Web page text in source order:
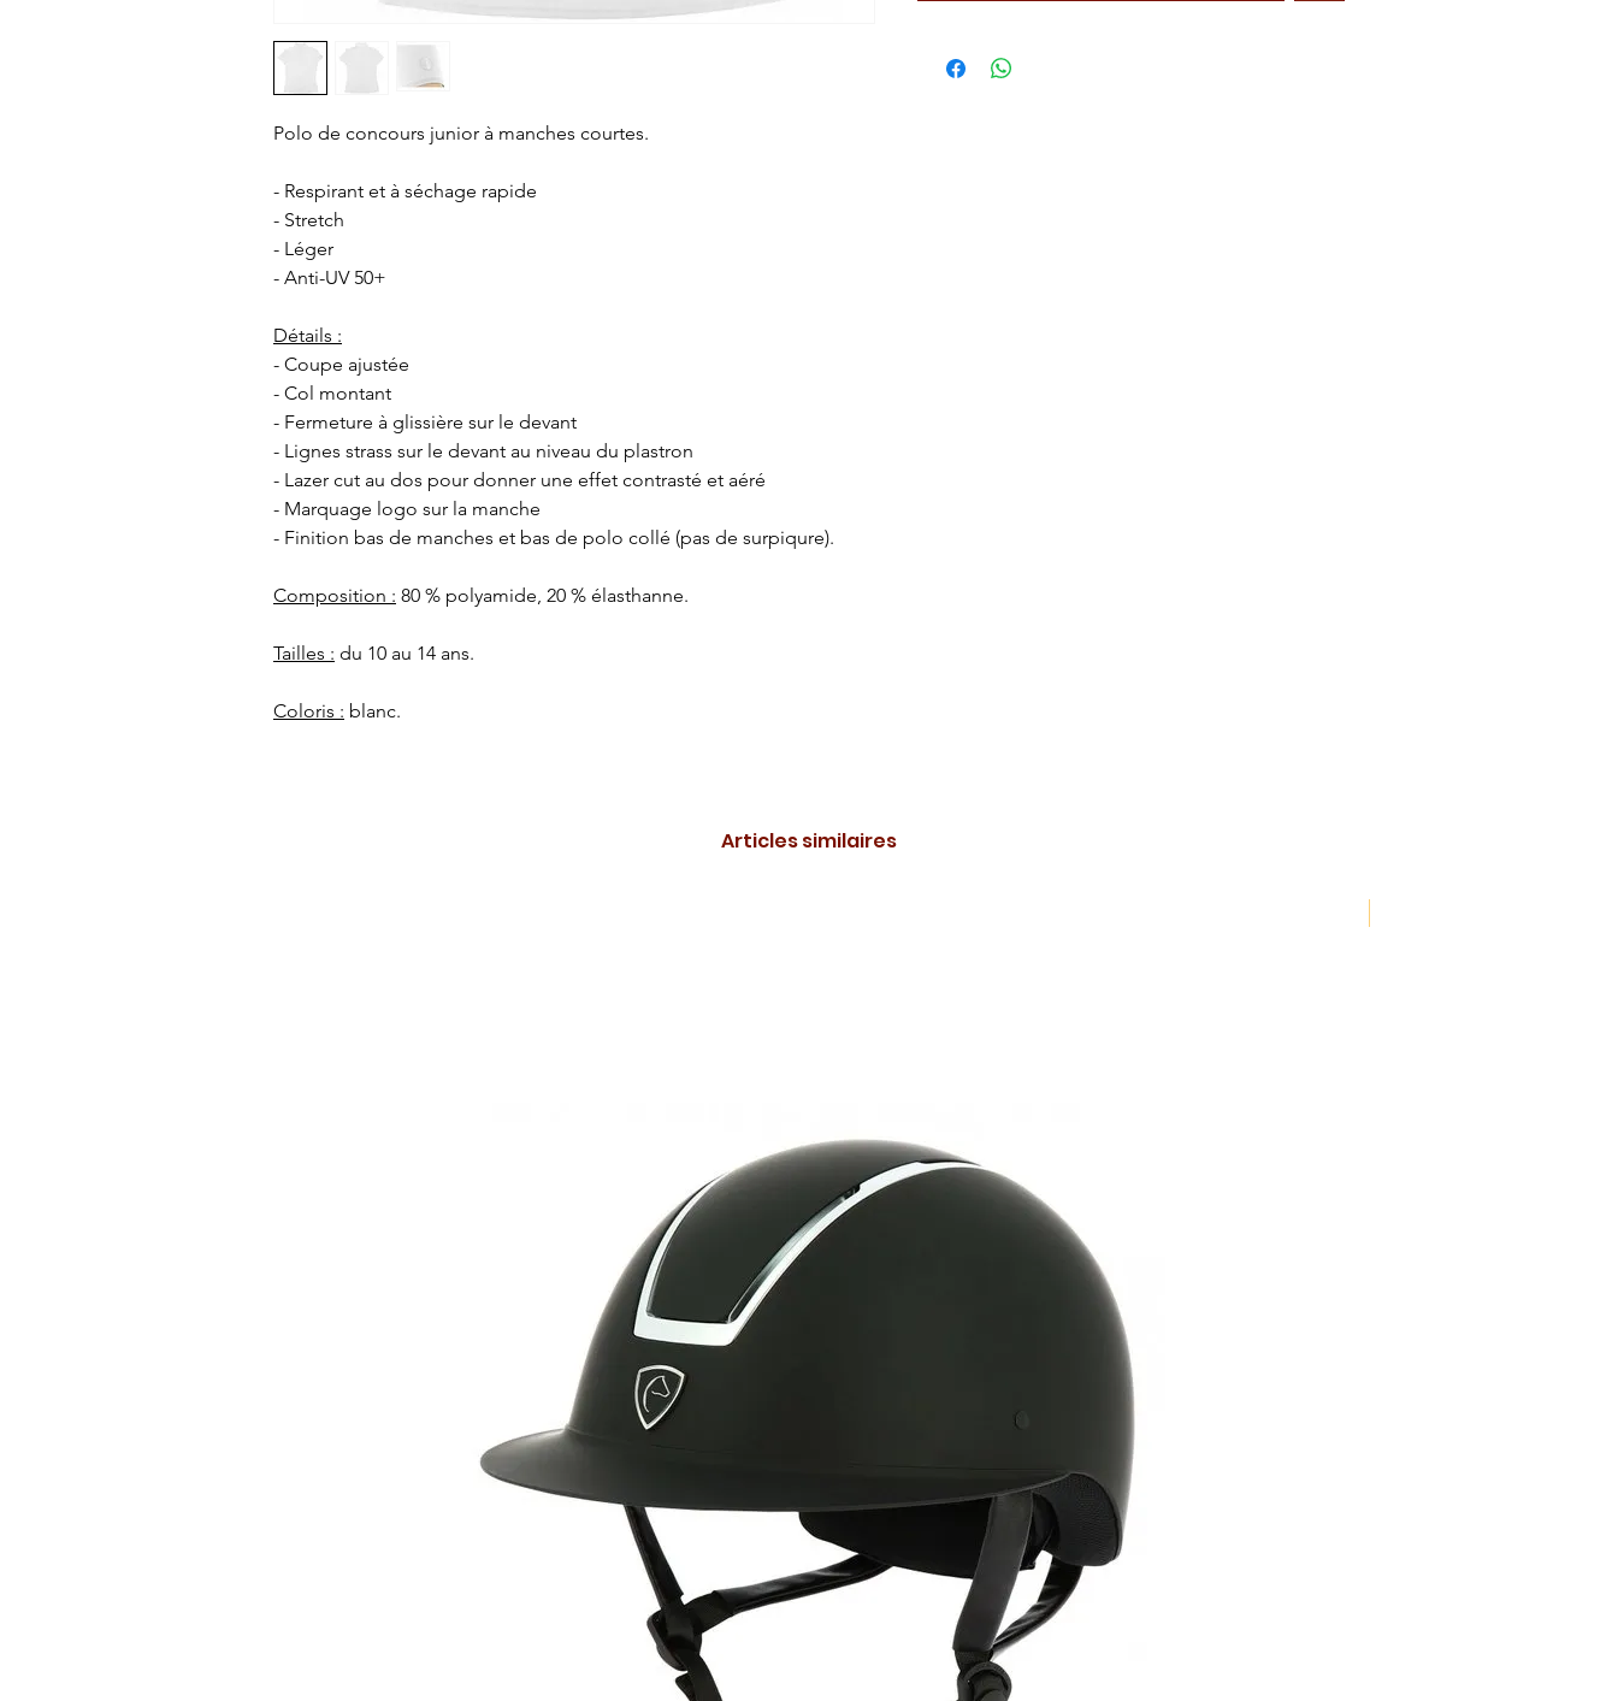
Polo de concours junior à manches courtes.
- Respirant et à séchage rapide
- Stretch
- Léger
- Anti-UV 50+
Détails :
- Coupe ajustée
- Col montant
- Fermeture à glissière sur le devant
- Lignes strass sur le devant au niveau du plastron
- Lazer cut au dos pour donner une effet contrasté et aéré
- Marquage logo sur la manche
- Finition bas de manches et bas de polo collé (pas de surpiqure).
Composition : 80 % polyamide, 20 % élasthanne.
Tailles : du 10 au 14 ans.
Coloris : blanc.
Articles similaires